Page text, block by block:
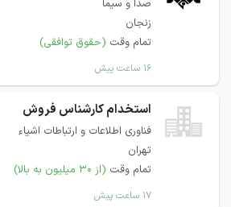
صدا و سیما
زنجان
تمام وقت (حقوق توافقی)
۱۶ ساعت پیش
استخدام کارشناس فروش
فناوری اطلاعات و ارتباطات اشیاء
تهران
تمام وقت (از ۳۰ میلیون به بالا)
۱۷ ساعت پیش